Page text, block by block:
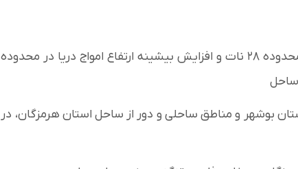
نوع مخاطره: افزایش بیشینه سرعت وزش باد لحظه‌ای در محدوده ۲۸ نات و افزایش بیشینه ارتفاع امواج دریا در محدوده
جنوب استان بوشهر و مناطق ساحلی و دور از ساحل استان هرمزگان، در